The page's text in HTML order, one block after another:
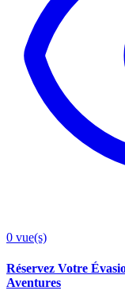
0 vue(s)
Réservez Votre
Aventures